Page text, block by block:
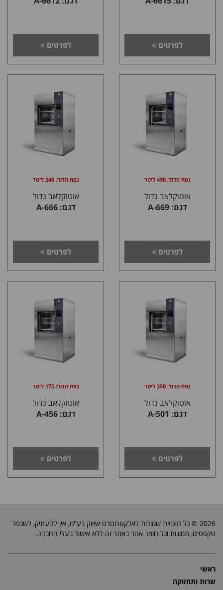
לפרטים לפרטים
נפח הדוד: 490 ליטר
אוטוקלאב גדול
דגם: A-669
לפרטים
נפח הדוד: 340 ליטר
אוטוקלאב גדול
דגם: A-666
לפרטים
נפח הדוד: 250 ליטר
אוטוקלאב גדול
דגם: A-501
לפרטים
נפח הדוד: 175 ליטר
אוטוקלאב גדול
דגם: A-456
לפרטים
2026 © כל הזכויות שמורות לאלקטרוטרם שיווק בע"מ, אין להעתיק, לשכפל
טקסטים, תמונות וכל חומר אחר באתר זה ללא אישור בעלי החברה.
ראשי
שרות ותחזוקה